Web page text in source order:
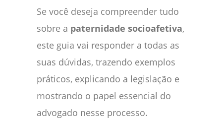
Se você deseja compreender tudo
sobre a paternidade socioafetiva,
este guia vai responder a todas as
suas dúvidas, trazendo exemplos
práticos, explicando a legislação e
mostrando o papel essencial do
advogado nesse processo.